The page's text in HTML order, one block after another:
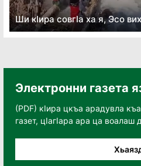
Ши кӏира совгӏа ха я, Эсо
Электронни газета
(PDF) кӀира цкъа арадувла
газет, цӀагӀара ара ца воалаш